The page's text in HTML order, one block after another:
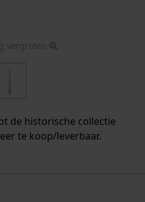
vergroten
de historische collectie
te koop/leverbaar.